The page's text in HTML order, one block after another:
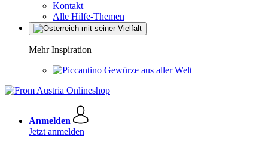
Kontakt
Alle Hilfe-Themen
Mehr Inspiration
Gewürze aus aller Welt
Anmelden
Jetzt anmelden